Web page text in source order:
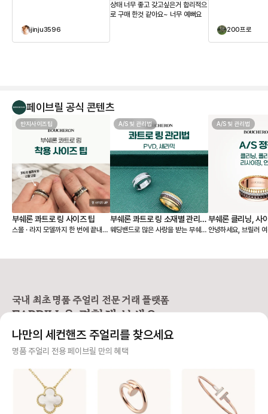
jinju3596
상태 너무 좋고 갖고싶은거 합리적으
로 구매 한것 같아요~ 너무 예뻐요
200프로
페이브릴 공식 콘텐츠
반지사이즈팁
부쉐론 콰트로 링 사이즈 팁
스몰 · 라지 모델까지 한 번에 끝내는
은 웨딩 밴드로 데일리 착용할 때 특
모델을 나눠서 보는 것이 좋습니다.
[사이즈 선택 가이드] ❶ 기본 콰트로
✔️ 평소에 착용하는 정 사이즈로 편
안하게 착용 가능해요. 👉 예: 평소
51호 착용 → 51호 추천 ❷ 콰트로
레이어드된 구조라 실제 착용감이평
소 반지보다 살짝 타이트하게 느껴질
수 있습니다. ✔️ 평소 링 사이즈보다
한 사이즈 크게 선택을 추천해요.
👉 예: 평소 51호 착용 → 스몰 링 5
A/S 및 관리법
부쉐론 콰트로 링 소재별 관리법
- PVD, 세라믹
웨딩밴드로 많은 사랑을 받는 부쉐론
은 이런 콰트로 링을 오래 예쁘게 착
빼두는 게 좋아요. ➋ 착용 후엔 부
드러운 천으로 닦아 표면을 관리해
조시켜주세요. ➍ 향수·손소독제 같
출은 피해주세요. [PVD] 브라운·
지나면 색이 옅어질 수 있는데, 이는
소재 특성상 흔히 나타나는 변화예
요. 다만 손소독제·향수 같은 화학제
품은 이런 변화를 더 빠르게 만들 수
A/S 및 관리법
부쉐론 클리닝, 사
리싱
안녕하세요, 브릴러
싱) 정책을 준비했
구매자 구매 이력을
는 무료 서비스예요!
일부 품목은 제한될
태에 따라 비용이 발
국내 최초 명품 주얼리 전문 거래 플랫폼
FABRILL을 경험해 보세요.
사기 걱정 없는 안전 결제
니면 반환해 드려요.
주얼리 전문 이중 검수
나만의 세컨핸즈 주얼리를 찾으세요
명품 주얼리 전용 페이브릴 만의 혜택